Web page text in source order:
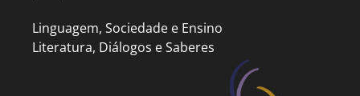
Linguagem, Sociedade e Ensino
Literatura, Diálogos e Saberes